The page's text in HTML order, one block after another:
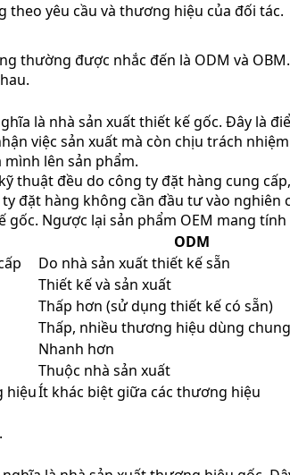
theo yêu cầu và thương hiệu của đối tác.
thường được nhắc đến là ODM và
là nhà sản xuất thiết kế gốc. Đây là
việc sản xuất mà còn chịu trách
lên sản phẩm.
thuật đều do công ty đặt hàng cung
đặt hàng không cần đầu tư vào
Ngược lại sản phẩm OEM mang
ODM
Do nhà sản xuất thiết kế sẵn
Thiết kế và sản xuất
Thấp hơn (sử dụng thiết kế có sẵn)
Thấp, nhiều thương hiệu dùng
Nhanh hơn
Thuộc nhà sản xuất
hiệuÍt khác biệt giữa các thương hiệu